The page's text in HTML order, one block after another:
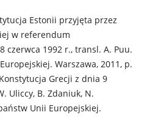
Estonii przyjęta przez
w referendum
czerwca 1992 r., transl. A. Puu.
Warszawa, 2011, p.
Konstytucja Grecji z dnia 9
Uliccy, B. Zdaniuk, N.
Unii Europejskiej.